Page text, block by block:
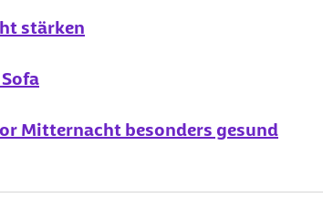
stärken
Mitternacht besonders gesund